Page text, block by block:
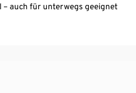
– auch für unterwegs geeignet
Edelstahlsieb für losen Tee,